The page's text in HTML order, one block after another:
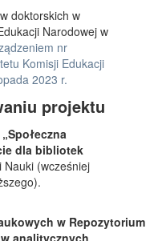
doktorskich w
Narodowej w
nr
Komisji Edukacji
2023 r.
projektu
„Społeczna
dla bibliotek
Nauki (wcześniej
w Repozytorium
analitycznych